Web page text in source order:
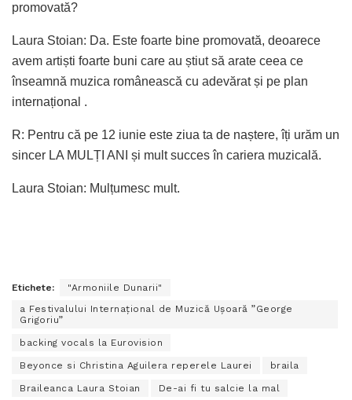
promovată?
Laura Stoian: Da. Este foarte bine promovată, deoarece
avem artiști foarte buni care au știut să arate ceea ce
înseamnă muzica românească cu adevărat și pe plan
internațional .
R: Pentru că pe 12 iunie este ziua ta de naștere, îți urăm un
sincer LA MULȚI ANI și mult succes în cariera muzicală.
Laura Stoian: Mulțumesc mult.
Etichete:
"Armoniile Dunarii"
a Festivalului Internațional de Muzică Ușoară ”George
Grigoriu”
backing vocals la Eurovision
Beyonce si Christina Aguilera reperele Laurei braila
Braileanca Laura Stoian De-ai fi tu salcie la mal